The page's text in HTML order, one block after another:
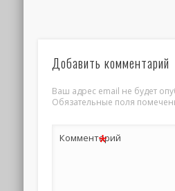
Добавить комментарий
Ваш адрес email не будет
Обязательные поля
Комментарий
*